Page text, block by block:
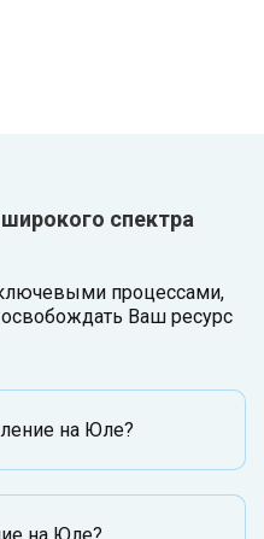
спектра
процессами,
Ваш ресурс
на Юле?
на Юле?